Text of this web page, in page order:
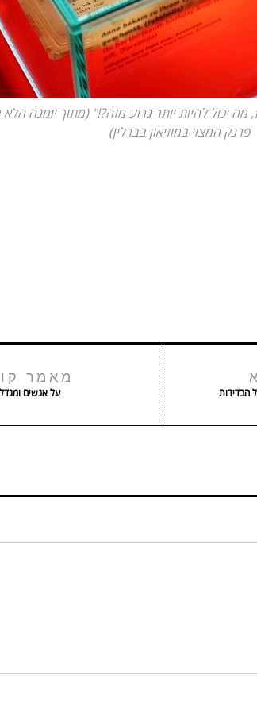
מה יכול להיות יותר גרוע מזה?!" (מתוך יומנה
פרנק המצוי במוזיאון בברלין)
מאמר
על אנשים